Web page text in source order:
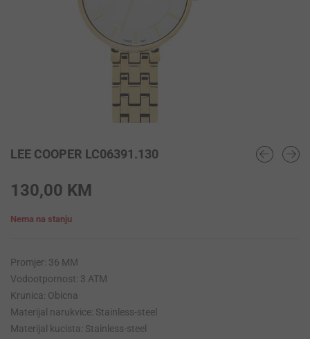
LEE COOPER LC06391.130
130,00 KM
Nema na stanju
Promjer: 36 MM
Vodootpornost: 3 ATM
Krunica: Obicna
Materijal narukvice: Stainless-steel
Materijal kucista: Stainless-steel